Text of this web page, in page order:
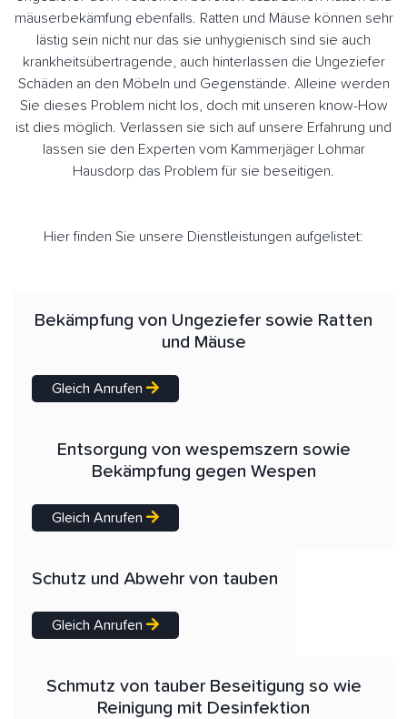
mäuserbekämfung ebenfalls. Ratten und Mäuse können sehr
lästig sein nicht nur das sie unhygienisch sind sie auch
krankheitsübertragende, auch hinterlassen die Ungeziefer
Schäden an den Möbeln und Gegenstände. Alleine werden
Sie dieses Problem nicht los, doch mit unseren know-How
ist dies möglich. Verlassen sie sich auf unsere Erfahrung und
lassen sie den Experten vom Kammerjäger Lohmar
Hausdorp das Problem für sie beseitigen.
Hier finden Sie unsere Dienstleistungen aufgelistet:
Bekämpfung von Ungeziefer sowie Ratten
und Mäuse
Gleich Anrufen
Entsorgung von wespemszern sowie
Bekämpfung gegen Wespen
Gleich Anrufen
Schutz und Abwehr von tauben
Gleich Anrufen
Schmutz von tauber Beseitigung so wie
Reinigung mit Desinfektion